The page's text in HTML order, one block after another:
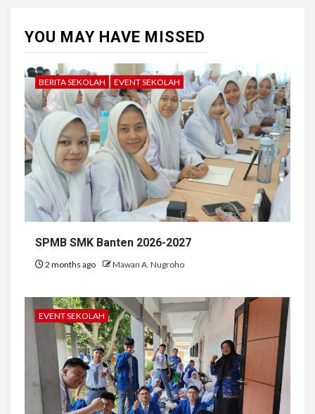
YOU MAY HAVE MISSED
BERITA SEKOLAH EVENT SEKOLAH
SPMB SMK Banten 2026-2027
2 months ago Mawan A. Nugroho
EVENT SEKOLAH